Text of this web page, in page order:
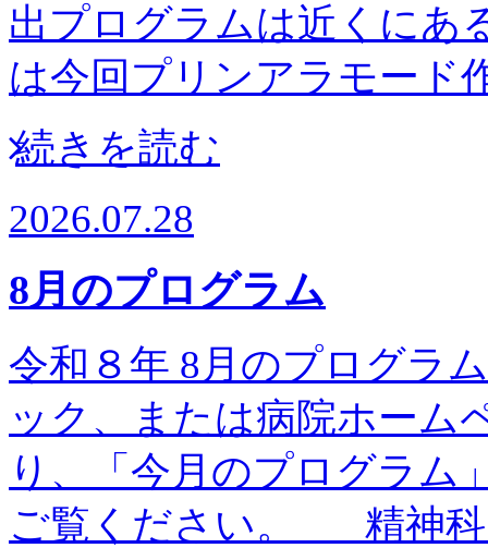
出プログラムは近くにあ
は今回プリンアラモー
続きを読む
2026.07.28
8月のプログラム
令和８年 8月のプログラ
ック、または病院ホーム
り、「今月のプログラム
ご覧ください。 精神科